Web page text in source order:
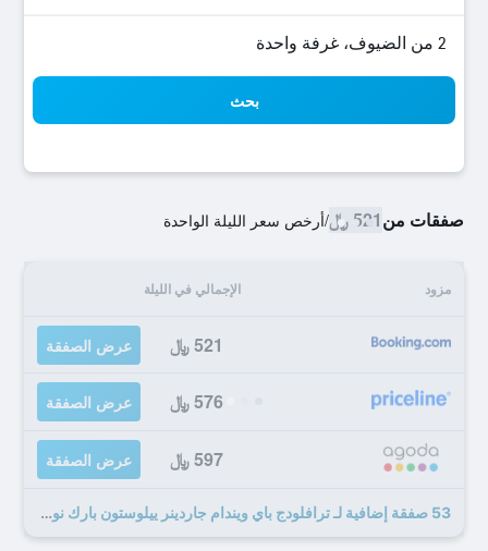
2 من الضيوف، غرفة واحدة
بحث
صفقات من521 ﷼ /أرخص سعر الليلة الواحدة
مزود الإجمالي في الليلة
521 ﷼ عرض الصفقة
576 ﷼ عرض الصفقة
597 ﷼ عرض الصفقة
53 صفقة إضافية لـ ترافلودج باي ويندام جاردينر ييلوستون بارك نورث